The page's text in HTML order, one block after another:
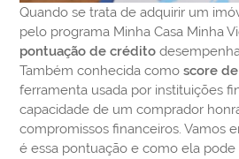
Quando se trata de adquirir um
pelo programa Minha Casa Minha
pontuação de crédito
Também conhecida comoscore
ferramenta usada por instituições
capacidade de um comprador
compromissos financeiros. Vamos
é essa pontuação e como ela